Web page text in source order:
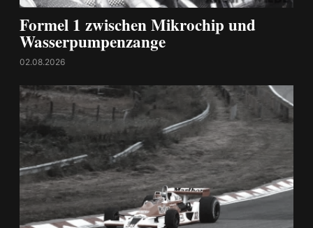
Formel 1 zwischen Mikrochip und
Wasserpumpenzange
02.08.2026